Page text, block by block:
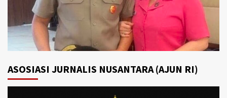
ASOSIASI JURNALIS NUSANTARA (AJUN RI)